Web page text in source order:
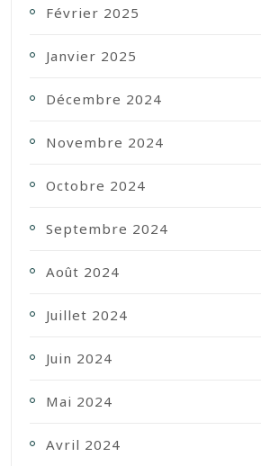
Février 2025
Janvier 2025
Décembre 2024
Novembre 2024
Octobre 2024
Septembre 2024
Août 2024
Juillet 2024
Juin 2024
Mai 2024
Avril 2024